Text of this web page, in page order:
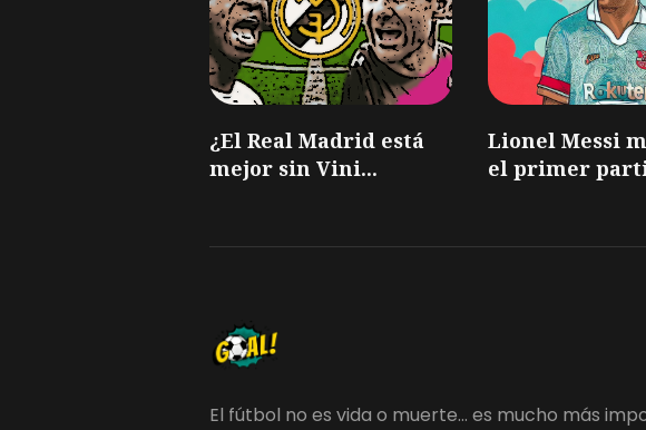
¿El Real Madrid está
mejor sin Vini...
Lionel Messi
el primer
El fútbol no es vida o muerte... es mucho más